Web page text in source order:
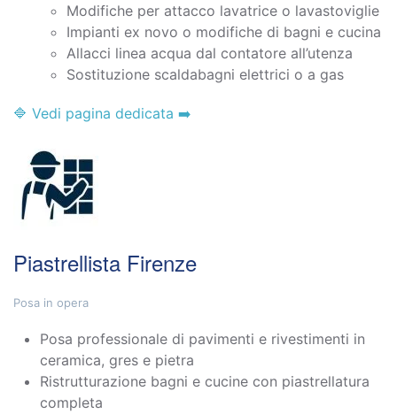
Modifiche per attacco lavatrice o lavastoviglie
Impianti ex novo o modifiche di bagni e cucina
Allacci linea acqua dal contatore all’utenza
Sostituzione scaldabagni elettrici o a gas
🔷 Vedi pagina dedicata ➡️
Piastrellista Firenze
Posa in opera
Posa professionale di pavimenti e rivestimenti in
ceramica, gres e pietra
Ristrutturazione bagni e cucine con piastrellatura
completa